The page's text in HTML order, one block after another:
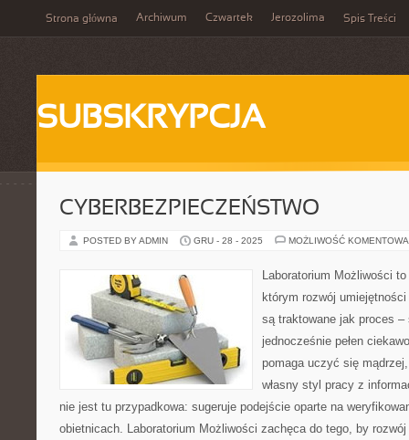
Strona główna Archiwum Czwartek Jerozolima Spis Treści
SUBSKRYPCJA
CYBERBEZPIECZEŃSTWO
POSTED BY ADMIN GRU - 28 - 2025 MOŻLIWOŚĆ
Laboratorium Możliwości
którym rozwój
są traktowane jak proces
jednocześnie pełen
pomaga uczyć się
własny styl pracy z
nie jest tu przypadkowa: sugeruje podejście oparte na
obietnicach. Laboratorium Możliwości zachęca do tego, by